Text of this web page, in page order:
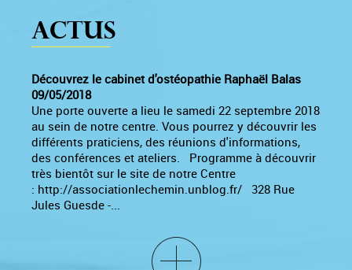
Actus
Découvrez le cabinet d'ostéopathie Raphaël Balas
09/05/2018
Une porte ouverte a lieu le samedi 22 septembre 2018
au sein de notre centre. Vous pourrez y découvrir les
différents praticiens, des réunions d'informations,
des conférences et ateliers. Programme à découvrir
très bientôt sur le site de notre Centre
: http://associationlechemin.unblog.fr/ 328 Rue
Jules Guesde -...